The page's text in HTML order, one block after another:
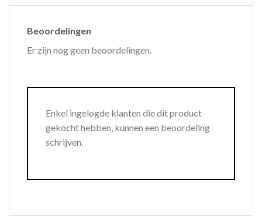
Beoordelingen
Er zijn nog geen beoordelingen.
Enkel ingelogde klanten die dit product
gekocht hebben, kunnen een beoordeling
schrijven.